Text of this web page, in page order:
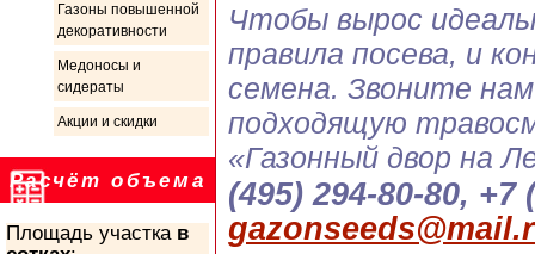
Газоны повышенной
декоративности
Медоносы и
сидераты
Акции и скидки
Расчёт объема
Площадь участка в
Чтобы вырос
правила посева, и
семена. Звоните
подходящую
«Газонный двор на
(495) 294-80-80, +7